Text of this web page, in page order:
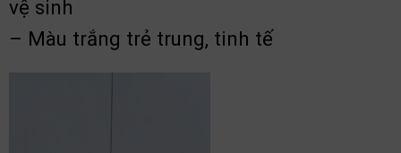
vệ sinh
– Màu trắng trẻ trung, tinh tế